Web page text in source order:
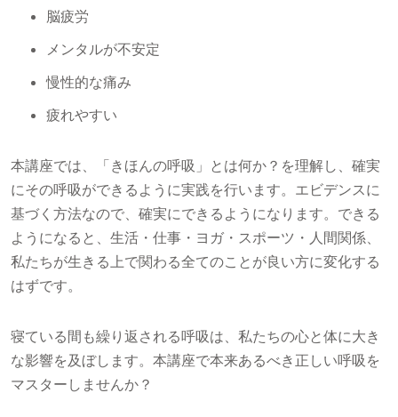
脳疲労
メンタルが不安定
慢性的な痛み
疲れやすい
本講座では、「きほんの呼吸」とは何か？を理解し、確実
にその呼吸ができるように実践を行います。エビデンスに
基づく方法なので、確実にできるようになります。できる
ようになると、生活・仕事・ヨガ・スポーツ・人間関係、
私たちが生きる上で関わる全てのことが良い方に変化する
はずです。
寝ている間も繰り返される呼吸は、私たちの心と体に大き
な影響を及ぼします。本講座で本来あるべき正しい呼吸を
マスターしませんか？